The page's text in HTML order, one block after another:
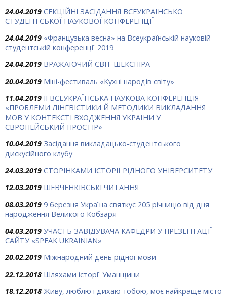
24.04.2019 СЕКЦІЙНІ ЗАСІДАННЯ ВСЕУКРАЇНСЬКОЇ
СТУДЕНТСЬКОЇ НАУКОВОЇ КОНФЕРЕНЦІЇ
24.04.2019 «Французька весна» на Всеукраїнській науковій
студентській конференції 2019
24.04.2019 ВРАЖАЮЧИЙ СВІТ ШЕКСПІРА
20.04.2019 Міні-фестиваль «Кухні народів світу»
11.04.2019 ІІ ВСЕУКРАЇНСЬКА НАУКОВА КОНФЕРЕНЦІЯ
«ПРОБЛЕМИ ЛІНГВІСТИКИ Й МЕТОДИКИ ВИКЛАДАННЯ
МОВ У КОНТЕКСТІ ВХОДЖЕННЯ УКРАЇНИ У
ЄВРОПЕЙСЬКИЙ ПРОСТІР»
10.04.2019 Засідання викладацько-студентського
дискусійного клубу
24.03.2019 СТОРІНКАМИ ІСТОРІЇ РІДНОГО УНІВЕРСИТЕТУ
12.03.2019 ШЕВЧЕНКІВСЬКІ ЧИТАННЯ
08.03.2019 9 березня Україна святкує 205 річницю від дня
народження Великого Кобзаря
04.03.2019 УЧАСТЬ ЗАВІДУВАЧА КАФЕДРИ У ПРЕЗЕНТАЦІЇ
САЙТУ «SPEAK UKRAINIAN»
20.02.2019 Міжнародний день рідної мови
22.12.2018 Шляхами історії Уманщини
18.12.2018 Живу, люблю і дихаю тобою, моє найкраще місто